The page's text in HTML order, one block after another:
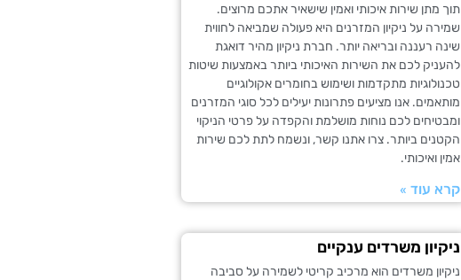
תוך מתן שירות איכותי ואמין שישאיר אתכם מרוצים.
שמירה על ניקיון המזרנים היא פעולה שמביאה לחווית
שינה רעננה ובריאה יותר. חברת ניקיון מהיר דואגת
להעניק לכם את השירות האיכותי ביותר באמצעות שיטות
טכנולוגיות מתקדמות ושימוש בחומרים אקולוגיים
מותאמים. אנו מציעים פתרונות יעילים לכל סוגי המזרנים
ומבטיחים לכם נוחות מושלמת והקפדה על פרטי הניקוי
הקטנים ביותר. צרו אתנו קשר, ונשמח לתת לכם שירות
אמין ואיכותי.
קרא עוד »
ניקיון משרדים ענקיים
ניקיון משרדים הוא מרכיב קריטי לשמירה על סביבה